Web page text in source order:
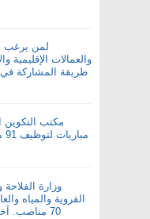
لمن يرغب
والعمالات الإقليمية
طريقة المشاركة في
مكتب التكوين
وزارة الفلاحة
القروية والمياه
70 مناصب. آخر أجل 19 غشت 2026